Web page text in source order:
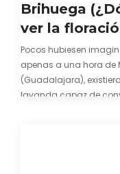
Brihuega
ver la
Pocos hubiesen
apenas a una hora de
(Guadalajara),
lavanda capaz de